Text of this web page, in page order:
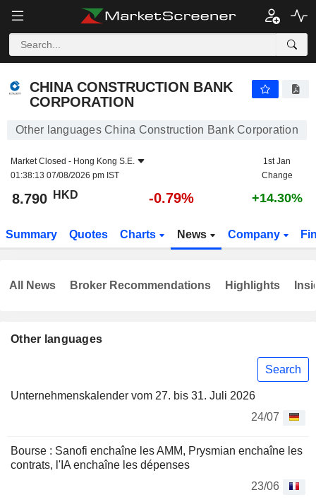
CHINA CONSTRUCTION BANK
CORPORATION
Other languages China Construction Bank Corporation
Market Closed - Hong Kong S.E.
01:38:13 07/08/2026 pm IST
1st Jan
Change
8.790 HKD -0.79% +14.30%
Summary Quotes Charts News Company
Other languages
Search
Unternehmenskalender vom 27. bis 31. Juli 2026
24/07
Bourse : Sanofi enchaîne les AMM, Prysmian enchaîne les
contrats, l'IA enchaîne les dépenses
23/06
All News Broker Recommendations Highlights